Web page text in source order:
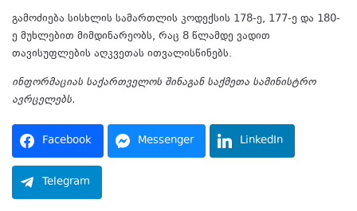
გამოძიება სისხლის სამართლის კოდექსის 178-ე, 177-ე და 180-
ე მუხლებით მიმდინარეობს, რაც 8 წლამდე ვადით
თავისუფლების აღკვეთას ითვალისწინებს.
ინფორმაციას საქართველოს შინაგან საქმეთა სამინისტრო
ავრცელებს.
Facebook Messenger LinkedIn
Telegram